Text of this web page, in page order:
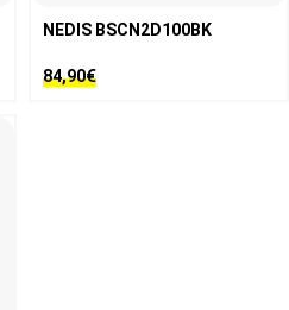
NEDIS BSCN2D100BK
84,90€